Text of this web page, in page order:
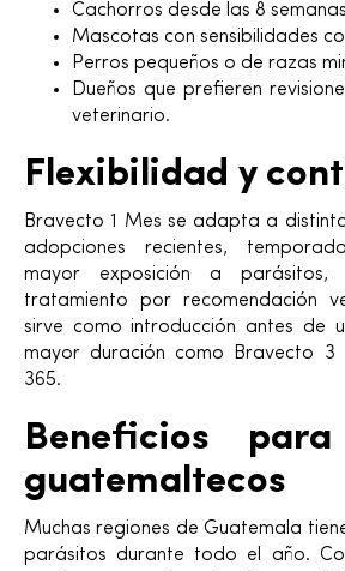
Cachorros desde las 8
Mascotas con sensibilidades
Perros pequeños o de razas
Dueños que prefieren
veterinario.
Flexibilidad y
Bravecto 1 Mes se adapta a
adopciones recientes,
mayor exposición a
tratamiento por recomendación
sirve como introducción antes de
mayor duración como Bravecto 3
365.
Beneficios
guatemaltecos
Muchas regiones de Guatemala
parásitos durante todo el año.